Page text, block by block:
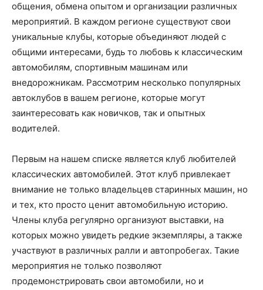
общения, обмена опытом и организации различных
мероприятий. В каждом регионе существуют свои
уникальные клубы, которые объединяют людей с
общими интересами, будь то любовь к классическим
автомобилям, спортивным машинам или
внедорожникам. Рассмотрим несколько популярных
автоклубов в вашем регионе, которые могут
заинтересовать как новичков, так и опытных
водителей.
Первым на нашем списке является клуб любителей
классических автомобилей. Этот клуб привлекает
внимание не только владельцев старинных машин, но
и тех, кто просто ценит автомобильную историю.
Члены клуба регулярно организуют выставки, на
которых можно увидеть редкие экземпляры, а также
участвуют в различных ралли и автопробегах. Такие
мероприятия не только позволяют
продемонстрировать свои автомобили, но и